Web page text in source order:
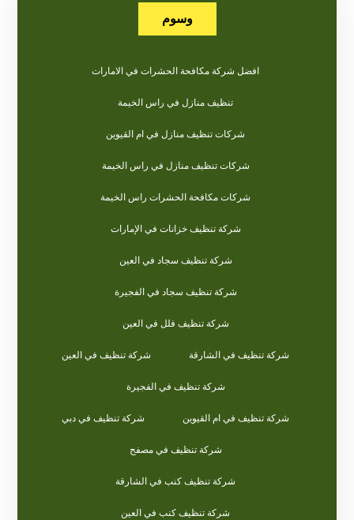
وسوم
افضل شركة مكافحة الحشرات في الامارات
تنظيف منازل في راس الخيمة
شركات تنظيف منازل في ام القيوين
شركات تنظيف منازل في راس الخيمة
شركات مكافحة الحشرات راس الخيمة
شركة تنظيف خزانات في الإمارات
شركة تنظيف سجاد في العين
شركة تنظيف سجاد في الفجيرة
شركة تنظيف فلل في العين
شركة تنظيف في الشارقة شركة تنظيف في العين
شركة تنظيف في الفجيرة
شركة تنظيف في ام القيوين شركة تنظيف في دبي
شركة تنظيف في مصفح
شركة تنظيف كنب في الشارقة
شركة تنظيف كنب في العين